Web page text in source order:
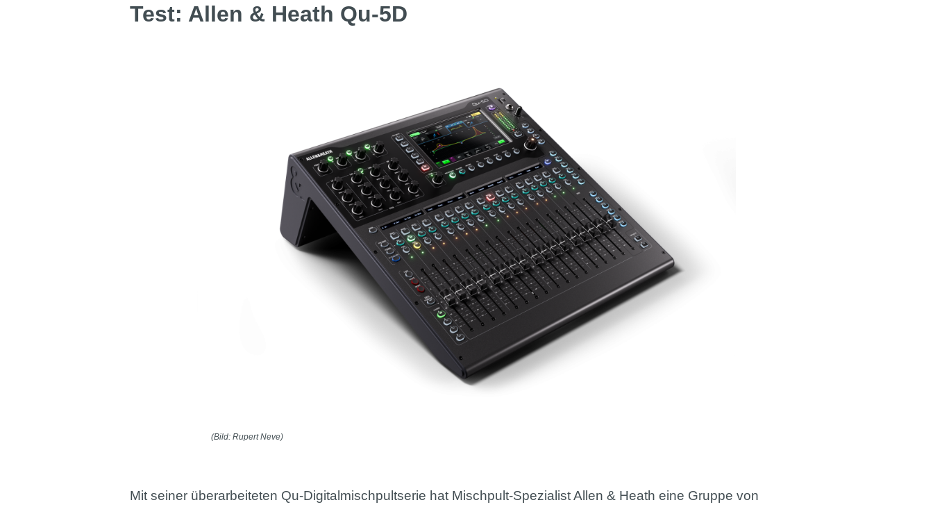
Test: Allen & Heath Qu-5D
(Bild: Rupert Neve)
Mit seiner überarbeiteten Qu-Digitalmischpultserie hat Mischpult-Spezialist Allen & Heath eine Gruppe von